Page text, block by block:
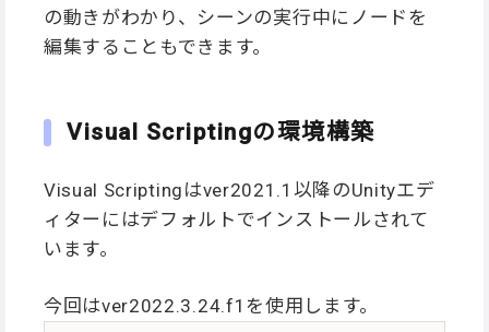
の動きがわかり、シーンの実行中にノードを
編集することもできます。
Visual Scriptingの環境構築
Visual Scriptingはver2021.1以降のUnityエデ
ィターにはデフォルトでインストールされて
います。
今回はver2022.3.24.f1を使用します。